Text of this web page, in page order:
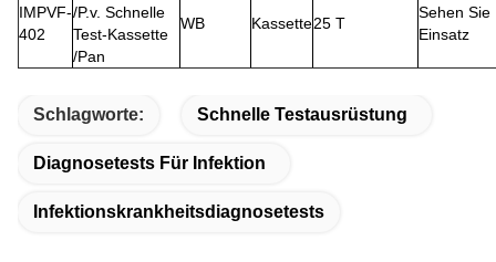
IMPVF-
402
/P.v. Schnelle
Test-Kassette
/Pan
WB Kassette25 T
Sehen Sie
Einsatz
Schlagworte: Schnelle Testausrüstung
Diagnosetests Für Infektion
Infektionskrankheitsdiagnosetests